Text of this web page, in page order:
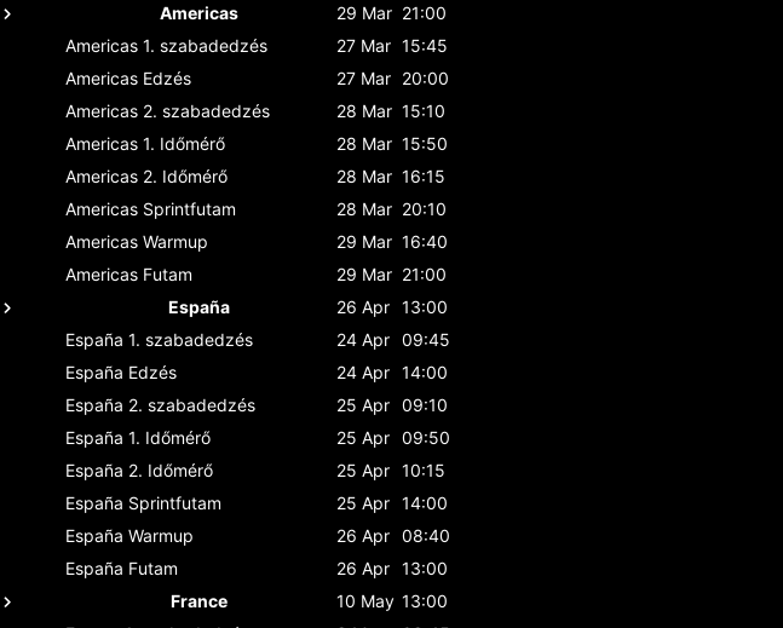
Americas
29 Mar 21:00
Americas 1. szabadedzés 27 Mar 15:45
Americas Edzés 27 Mar 20:00
Americas 2. szabadedzés 28 Mar 15:10
Americas 1. Időmérő 28 Mar 15:50
Americas 2. Időmérő 28 Mar 16:15
Americas Sprintfutam 28 Mar 20:10
Americas Warmup 29 Mar 16:40
Americas Futam 29 Mar 21:00
España
26 Apr 13:00
España 1. szabadedzés 24 Apr 09:45
España Edzés 24 Apr 14:00
España 2. szabadedzés 25 Apr 09:10
España 1. Időmérő 25 Apr 09:50
España 2. Időmérő 25 Apr 10:15
España Sprintfutam 25 Apr 14:00
España Warmup 26 Apr 08:40
España Futam 26 Apr 13:00
France
10 May 13:00